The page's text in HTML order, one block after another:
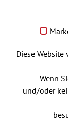
Diese
Wenn
und/oder